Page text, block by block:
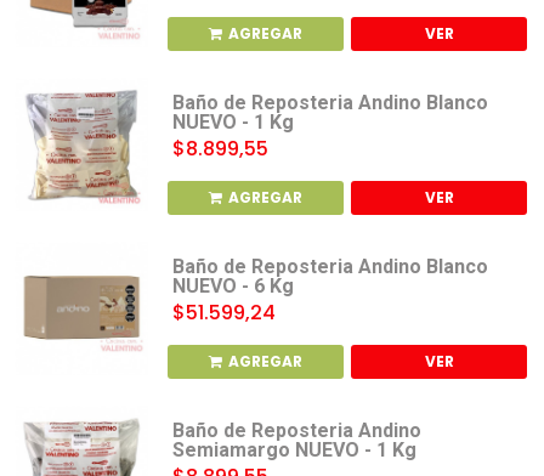
AGREGAR VER
Baño de Reposteria Andino Blanco
NUEVO - 1 Kg
$8.899,55
AGREGAR VER
Baño de Reposteria Andino Blanco
NUEVO - 6 Kg
$51.599,24
AGREGAR VER
Baño de Reposteria Andino
Semiamargo NUEVO - 1 Kg